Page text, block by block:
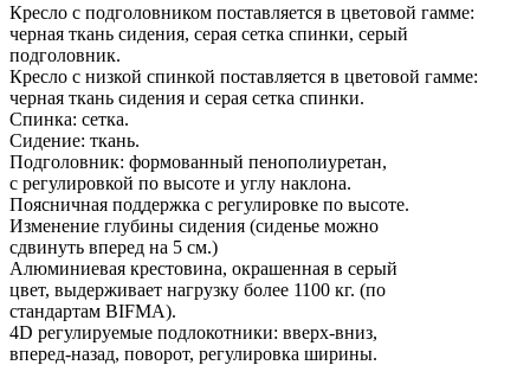
Кресло с подголовником поставляется в цветовой гамме:
черная ткань сидения, серая сетка спинки, серый
подголовник.
Кресло с низкой спинкой поставляется в цветовой гамме:
черная ткань сидения и серая сетка спинки.
Спинка: сетка.
Сидение: ткань.
Подголовник: формованный пенополиуретан,
с регулировкой по высоте и углу наклона.
Поясничная поддержка с регулировке по высоте.
Изменение глубины сидения (сиденье можно
сдвинуть вперед на 5 см.)
Алюминиевая крестовина, окрашенная в серый
цвет, выдерживает нагрузку более 1100 кг. (по
стандартам BIFMA).
4D регулируемые подлокотники: вверх-вниз,
вперед-назад, поворот, регулировка ширины.